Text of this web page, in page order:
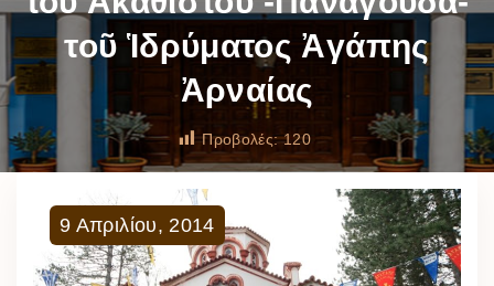
τοῦ Ἱδρύματος Ἀγάπης
Ἀρναίας
Προβολές: 120
9 Απριλίου, 2014